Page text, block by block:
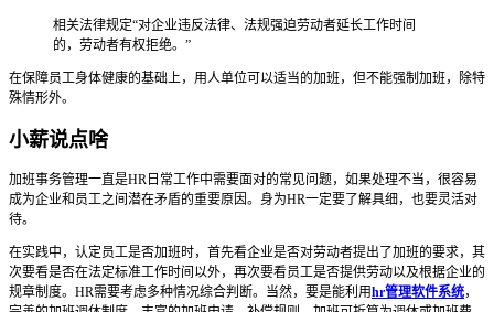
相关法律规定“对企业违反法律、法规强迫劳动者延长工作时间
的，劳动者有权拒绝。”
在保障员工身体健康的基础上，用人单位可以适当的加班，但不能强制加班，除特
殊情形外。
小薪说点啥
加班事务管理一直是HR日常工作中需要面对的常见问题，如果处理不当，很容易
成为企业和员工之间潜在矛盾的重要原因。身为HR一定要了解具细，也要灵活对
待。
在实践中，认定员工是否加班时，首先看企业是否对劳动者提出了加班的要求，其
次要看是否在法定标准工作时间以外，再次要看员工是否提供劳动以及根据企业的
规章制度。HR需要考虑多种情况综合判断。当然，要是能利用hr管理软件系统，